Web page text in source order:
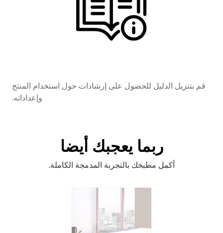
قم بتنزيل الدليل للحصول على إرشادات حول استخدام المنتج
وإعداداته.
ربما يعجبك أيضا
أكمل مطبخك بالتجربة المدمجة الكاملة.